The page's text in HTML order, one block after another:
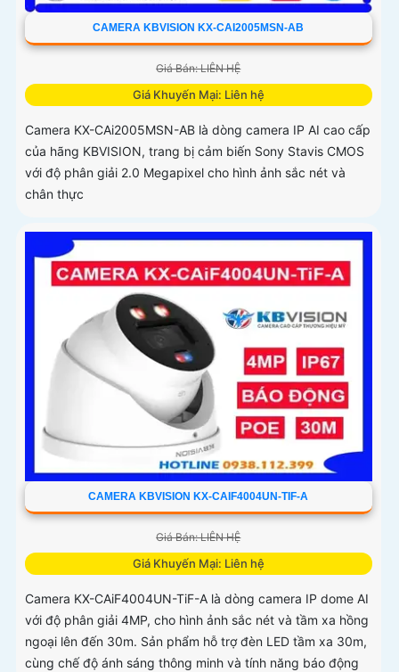
CAMERA KBVISION KX-CAI2005MSN-AB
Giá Bán: LIÊN HỆ
Giá Khuyến Mại: Liên hệ
Camera KX-CAi2005MSN-AB là dòng camera IP AI cao cấp
của hãng KBVISION, trang bị cảm biến Sony Stavis CMOS
với độ phân giải 2.0 Megapixel cho hình ảnh sắc nét và
chân thực
CAMERA KBVISION KX-CAIF4004UN-TIF-A
Giá Bán: LIÊN HỆ
Giá Khuyến Mại: Liên hệ
Camera KX-CAiF4004UN-TiF-A là dòng camera IP dome AI
với độ phân giải 4MP, cho hình ảnh sắc nét và tầm xa hồng
ngoại lên đến 30m. Sản phẩm hỗ trợ đèn LED tầm xa 30m,
cùng chế độ ánh sáng thông minh và tính năng báo động